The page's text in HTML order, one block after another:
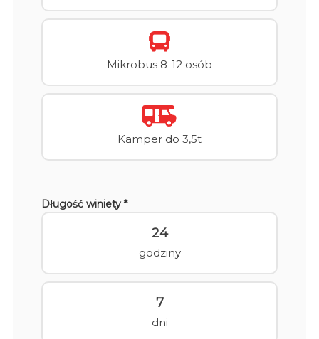
Mikrobus 8-12 osób
Kamper do 3,5t
Długość winiety *
24
godziny
7
dni